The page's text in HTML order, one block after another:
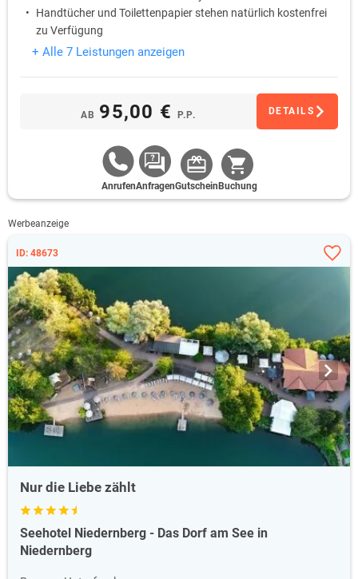
Handtücher und Toilettenpapier stehen natürlich kostenfrei
zu Verfügung
+ Alle 7 Leistungen anzeigen
AB 95,00 € P.P. DETAILS
AnrufenAnfragenGutschein Buchung
Werbeanzeige
ID: 48673
Nur die Liebe zählt
Seehotel Niedernberg - Das Dorf am See in
Niedernberg